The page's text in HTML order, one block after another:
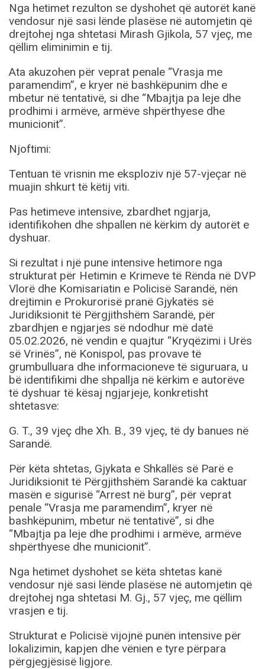
Nga hetimet rezulton se dyshohet që autorët kanë
vendosur një sasi lënde plasëse në automjetin që
drejtohej nga shtetasi Mirash Gjikola, 57 vjeç, me
qëllim eliminimin e tij.
Ata akuzohen për veprat penale “Vrasja me
paramendim”, e kryer në bashkëpunim dhe e
mbetur në tentativë, si dhe “Mbajtja pa leje dhe
prodhimi i armëve, armëve shpërthyese dhe
municionit”.
Njoftimi:
Tentuan të vrisnin me eksploziv një 57-vjeçar në
muajin shkurt të këtij viti.
Pas hetimeve intensive, zbardhet ngjarja,
identifikohen dhe shpallen në kërkim dy autorët e
dyshuar.
Si rezultat i një pune intensive hetimore nga
strukturat për Hetimin e Krimeve të Rënda në DVP
Vlorë dhe Komisariatin e Policisë Sarandë, nën
drejtimin e Prokurorisë pranë Gjykatës së
Juridiksionit të Përgjithshëm Sarandë, për
zbardhjen e ngjarjes së ndodhur më datë
05.02.2026, në vendin e quajtur “Kryqëzimi i Urës
së Vrinës”, në Konispol, pas provave të
grumbulluara dhe informacioneve të siguruara, u
bë identifikimi dhe shpallja në kërkim e autorëve
të dyshuar të kësaj ngjarjeje, konkretisht
shtetasve:
G. T., 39 vjeç dhe Xh. B., 39 vjeç, të dy banues në
Sarandë.
Për këta shtetas, Gjykata e Shkallës së Parë e
Juridiksionit të Përgjithshëm Sarandë ka caktuar
masën e sigurisë “Arrest në burg”, për veprat
penale “Vrasja me paramendim”, kryer në
bashkëpunim, mbetur në tentativë”, si dhe
“Mbajtja pa leje dhe prodhimi i armëve, armëve
shpërthyese dhe municionit”.
Nga hetimet dyshohet se këta shtetas kanë
vendosur një sasi lënde plasëse në automjetin që
drejtohej nga shtetasi M. Gj., 57 vjeç, me qëllim
vrasjen e tij.
Strukturat e Policisë vijojnë punën intensive për
lokalizimin, kapjen dhe vënien e tyre përpara
përgjegjësisë ligjore.